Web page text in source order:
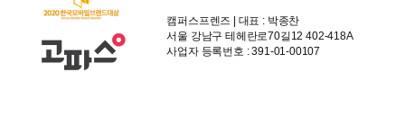
캠퍼스프렌즈 | 대표 : 박종찬
서울 강남구 테헤란로70길12 402-418A
사업자 등록번호 : 391-01-00107